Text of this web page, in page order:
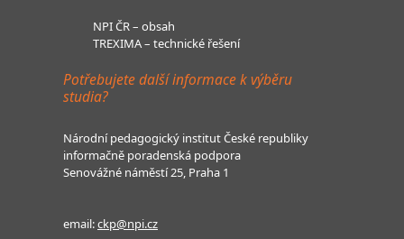
NPI ČR – obsah
TREXIMA – technické řešení
Potřebujete další informace k výběru
studia?
Národní pedagogický institut České republiky
informačně poradenská podpora
Senovážné náměstí 25, Praha 1
email:ckp@npi.cz